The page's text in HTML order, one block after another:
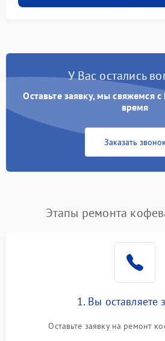
У Вас остались
Оставьте заявку, мы свяжемся
время
Заказать
Этапы ремонта
1. Вы оставляете
Оставьте заявку на ремонт